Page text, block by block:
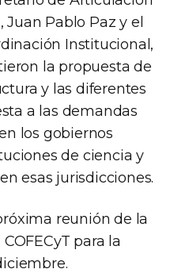
Pablo Paz y el
Institucional,
la propuesta de
y las diferentes
a las demandas
los gobiernos
de ciencia y
esas jurisdicciones.
reunión de la
para la